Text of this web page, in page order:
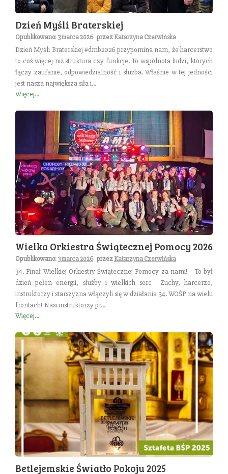
Dzień Myśli Braterskiej
Opublikowano:3 marca 2026 przezKatarzyna Czerwińska
Dzień Myśli Braterskiej #dmb2026 przypomina nam, że harcerstwo
to coś więcej niż struktura czy funkcje. To wspólnota ludzi, których
łączy zaufanie, odpowiedzialność i służba. Właśnie w tej jedności
jest nasza największa siła i...
Więcej...
Wielka Orkiestra Świątecznej Pomocy 2026
Opublikowano:3 marca 2026 przezKatarzyna Czerwińska
34. Finał Wielkiej Orkiestry Świątecznej Pomocy za nami! To był
dzień pełen energii, służby i wielkich serc Zuchy, harcerze,
instruktorzy i starszyzna włączyli się w działania 34. WOŚP na wielu
frontach! Nasi instruktorzy pr...
Więcej...
Betlejemskie Światło Pokoju 2025